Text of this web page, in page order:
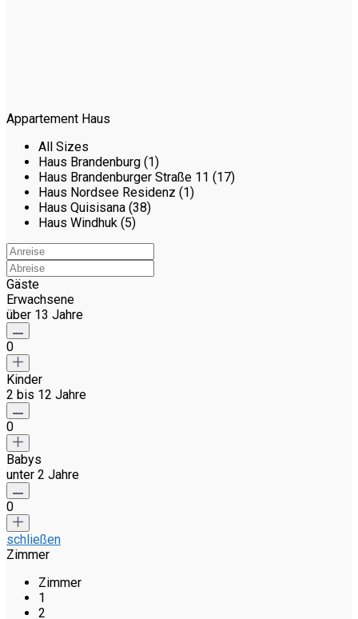
Appartement Haus
All Sizes
Haus Brandenburg (1)
Haus Brandenburger Straße 11 (17)
Haus Nordsee Residenz (1)
Haus Quisisana (38)
Haus Windhuk (5)
Gäste
Erwachsene
über 13 Jahre
0
Kinder
2 bis 12 Jahre
0
Babys
unter 2 Jahre
0
schließen
Zimmer
Zimmer
1
2